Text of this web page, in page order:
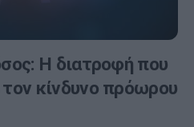
Η διατροφή που
κίνδυνο πρόωρου